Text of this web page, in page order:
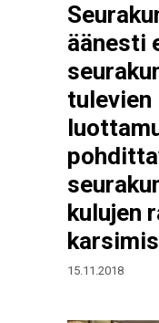
äänesti
tulevien
kulujen
15.11.2018